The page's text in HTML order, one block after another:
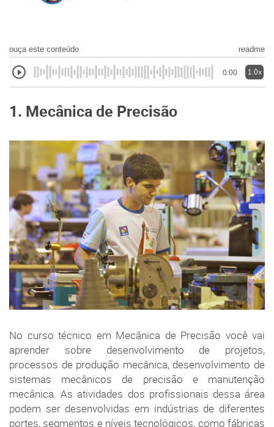
ouça este conteúdo readme
0:00 1.0x
1. Mecânica de Precisão
No curso técnico em Mecânica de Precisão você vai
aprender sobre desenvolvimento de projetos,
processos de produção mecânica, desenvolvimento de
sistemas mecânicos de precisão e manutenção
mecânica. As atividades dos profissionais dessa área
podem ser desenvolvidas em indústrias de diferentes
portes, segmentos e níveis tecnológicos, como fábricas